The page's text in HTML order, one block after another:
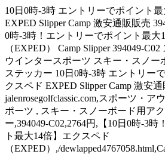
10日0時-3時 エントリーでポイント
EXPED Slipper Camp 激安通販販売
0時-3時！エントリーでポイント最大
（EXPED） Camp Slipper 394049-
ウインタースポーツ スキー・スノー
ステッカー 10日0時-3時 エントリー
クスペド EXPED Slipper Camp 激安
jalenrosegolfclassic.com,スポーツ・ア
ポーツ , スキー・スノーボード用ア
ー,394049-C02,2764円,【10日0時-3
ト最大14倍】エクスペド
（EXPED）,/